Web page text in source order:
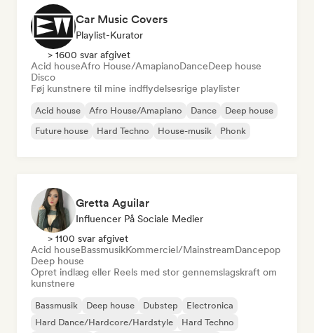
Car Music Covers
Playlist-Kurator
> 1600 svar afgivet
Acid houseAfro House/AmapianoDanceDeep house
Disco
Føj kunstnere til mine indflydelsesrige playlister
Acid house Afro House/Amapiano Dance
Deep house
Future house
Hard Techno House-musik Phonk
Gretta Aguilar
Influencer På Sociale Medier
> 1100 svar afgivet
Acid houseBassmusikKommerciel/MainstreamDancepop
Deep house
Opret indlæg eller Reels med stor gennemslagskraft om
kunstnere
Bassmusik Deep house Dubstep
Electronica
Hard Dance/Hardcore/Hardstyle
Hard Techno